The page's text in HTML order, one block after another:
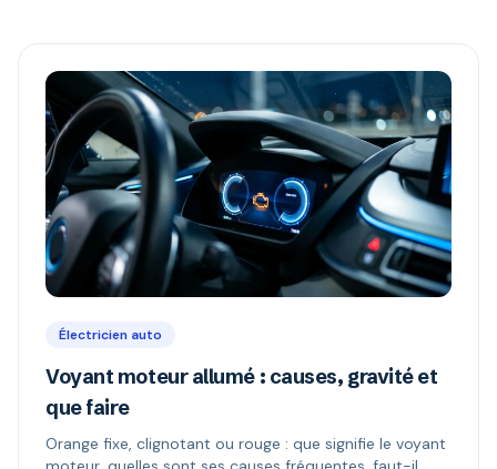
Électricien auto
Voyant moteur allumé : causes, gravité et
que faire
Orange fixe, clignotant ou rouge : que signifie le voyant